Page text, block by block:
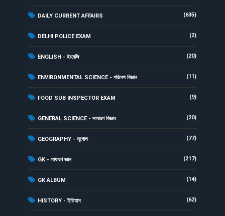
DAILY CURRENT AFFAIRS (635)
DELHI POLICE EXAM (2)
ENGLISH - ইংরেজি (20)
ENVIRONMENTAL SCIENCE - পরিবেশ বিজ্ঞান (11)
FOOD SUB INSPECTOR EXAM (9)
GENERAL SCIENCE - সাধারণ বিজ্ঞান (20)
GEOGRAPHY - ভূগোল (77)
GK - সাধারণ জ্ঞান (217)
GK ALBUM (14)
HISTORY - ইতিহাস (62)